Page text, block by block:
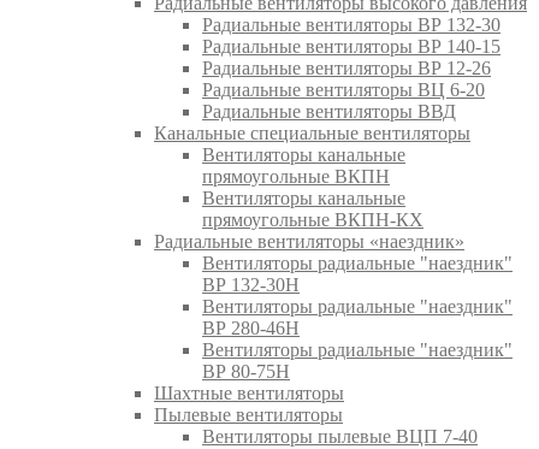
Радиальные вентиляторы ВР 132-30
Радиальные вентиляторы ВР 140-15
Радиальные вентиляторы ВР 12-26
Радиальные вентиляторы ВЦ 6-20
Радиальные вентиляторы ВВД
Канальные специальные вентиляторы
Вентиляторы канальные
прямоугольные ВКПН
Вентиляторы канальные
прямоугольные ВКПН-КХ
Радиальные вентиляторы «наездник»
Вентиляторы радиальные "наездник"
ВР 132-30Н
Вентиляторы радиальные "наездник"
ВР 280-46Н
Вентиляторы радиальные "наездник"
ВР 80-75Н
Шахтные вентиляторы
Пылевые вентиляторы
Вентиляторы пылевые ВЦП 7-40